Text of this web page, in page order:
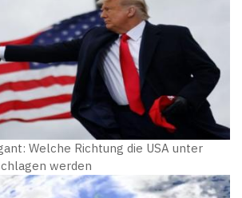
Welche Richtung die USA unter
werden